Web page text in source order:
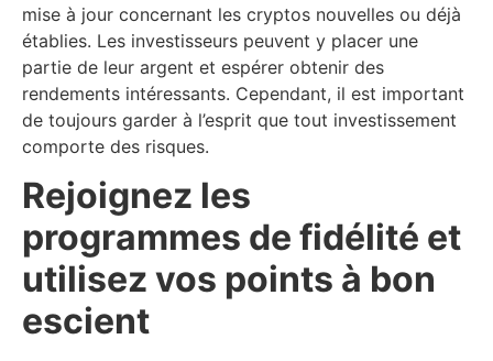
mise à jour concernant les cryptos nouvelles ou déjà
établies. Les investisseurs peuvent y placer une
partie de leur argent et espérer obtenir des
rendements intéressants. Cependant, il est important
de toujours garder à l’esprit que tout investissement
comporte des risques.
Rejoignez les
programmes de fidélité et
utilisez vos points à bon
escient